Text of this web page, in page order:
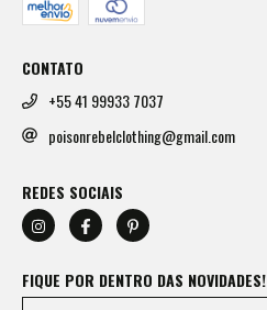
CONTATO
+55 41 99933 7037
poisonrebelclothing@gmail.com
REDES SOCIAIS
FIQUE POR DENTRO DAS NOVIDADES!